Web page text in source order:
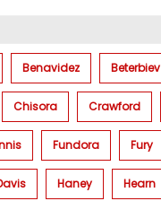
Benavidez Beterbiev
Chisora Crawford
Fundora Fury
Haney Hearn